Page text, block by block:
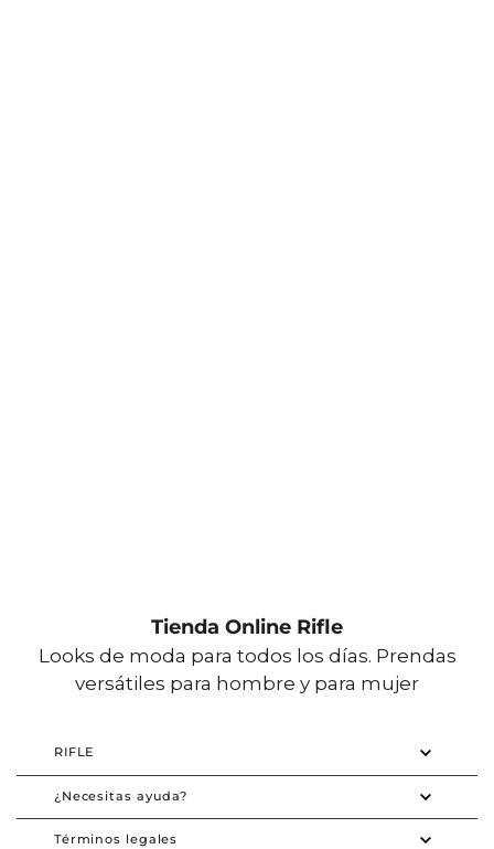
Tienda Online Rifle
Looks de moda para todos los días. Prendas
versátiles para hombre y para mujer
RIFLE
¿Necesitas ayuda?
Términos legales